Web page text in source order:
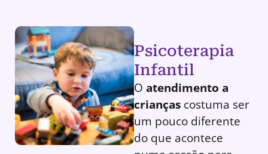
Psicoterapia
Infantil
O atendimento a
crianças costuma ser
um pouco diferente
do que acontece